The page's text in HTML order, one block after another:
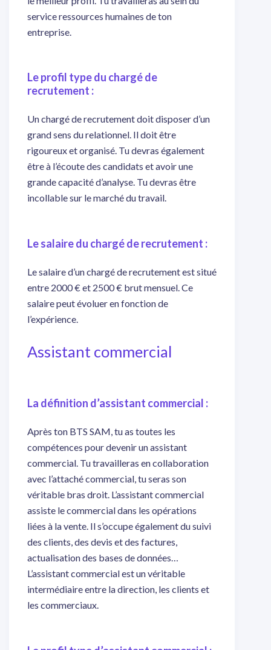
service ressources humaines de ton
entreprise.
Le profil type du chargé de
recrutement :
Un chargé de recrutement doit disposer d’un
grand sens du relationnel. Il doit être
rigoureux et organisé. Tu devras également
être à l’écoute des candidats et avoir une
grande capacité d’analyse. Tu devras être
incollable sur le marché du travail.
Le salaire du chargé de recrutement :
Le salaire d’un chargé de recrutement est situé
entre 2000 € et 2500 € brut mensuel. Ce
salaire peut évoluer en fonction de
l’expérience.
Assistant commercial
La définition d’assistant commercial :
Après ton BTS SAM, tu as toutes les
compétences pour devenir un assistant
commercial. Tu travailleras en collaboration
avec l’attaché commercial, tu seras son
véritable bras droit. L’assistant commercial
assiste le commercial dans les opérations
liées à la vente. Il s’occupe également du suivi
des clients, des devis et des factures,
actualisation des bases de données…
L’assistant commercial est un véritable
intermédiaire entre la direction, les clients et
les commerciaux.